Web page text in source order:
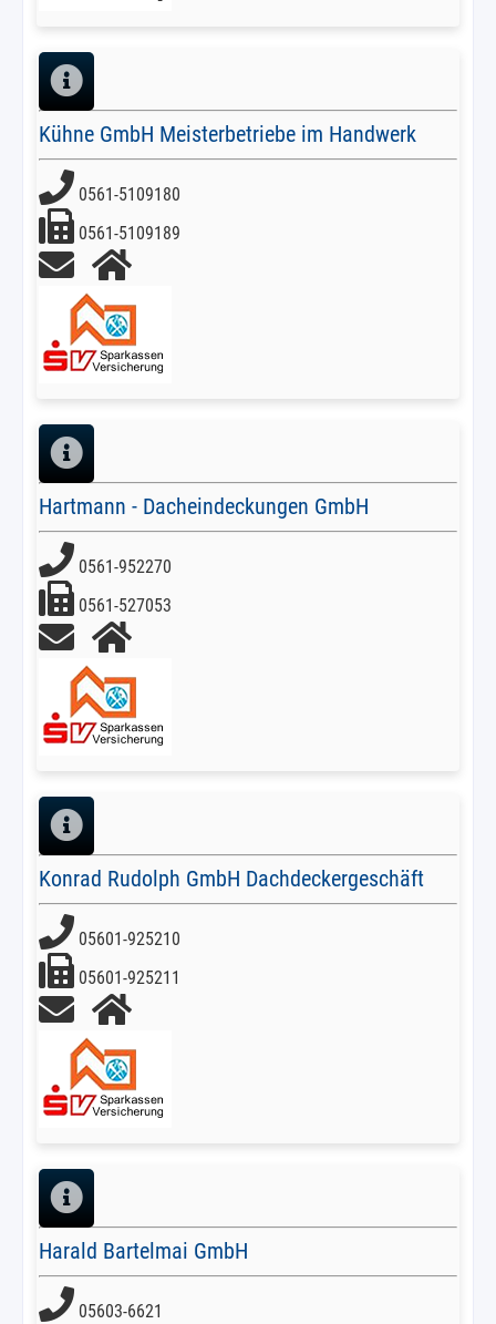
Kühne GmbH Meisterbetriebe im Handwerk
0561-5109180
0561-5109189
Hartmann - Dacheindeckungen GmbH
0561-952270
0561-527053
Konrad Rudolph GmbH Dachdeckergeschäft
05601-925210
05601-925211
Harald Bartelmai GmbH
05603-6621